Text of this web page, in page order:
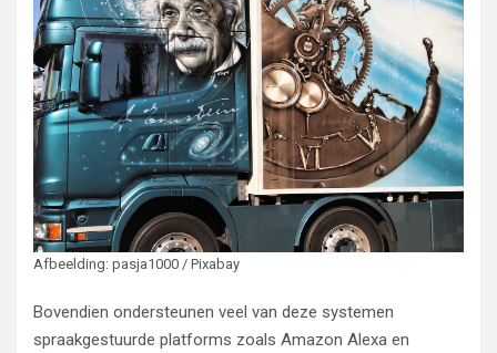
Afbeelding: pasja1000 / Pixabay
Bovendien ondersteunen veel van deze systemen
spraakgestuurde platforms zoals Amazon Alexa en